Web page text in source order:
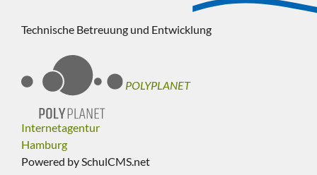
Technische Betreuung und Entwicklung
POLYPLANET
Internetagentur
Hamburg
Powered by SchulCMS.net